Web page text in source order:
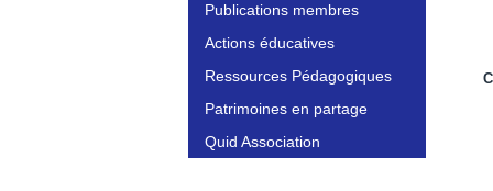
Publications membres
Actions éducatives
Ressources Pédagogiques
Patrimoines en partage
Quid Association